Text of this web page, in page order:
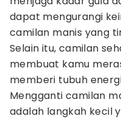
dapat mengurangi
camilan manis yang
Selain itu, camilan
membuat kamu
memberi tubuh
Mengganti camilan
adalah langkah kecil